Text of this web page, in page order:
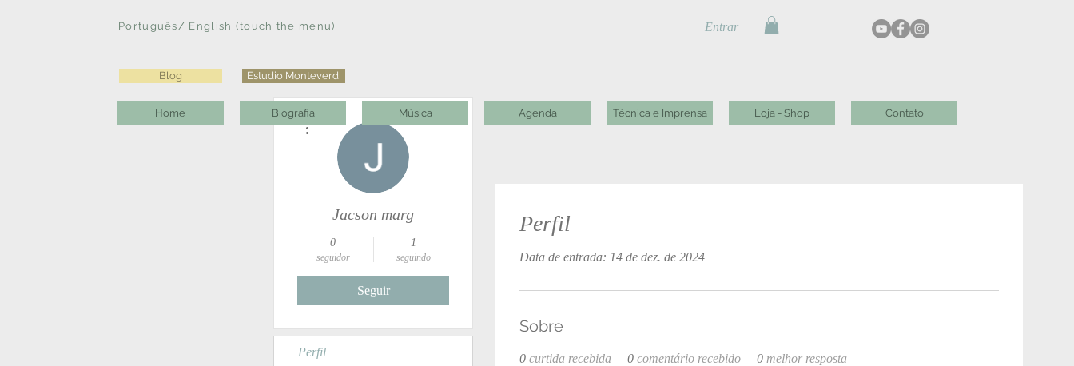
Português/ English (touch the menu)
Blog Estudio Monteverdi
Entrar
Home Biografia Música Agenda Técnica e Imprensa Loja - Shop Contato
Perfil
Data de entrada: 14 de dez. de 2024
Sobre
0 curtida recebida 0 comentário recebido 0 melhor resposta
Jacson marg
0
seguidor
1
seguindo
Seguir
Perfil